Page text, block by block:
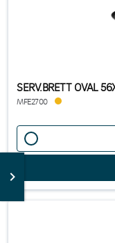
SERV.BRETT OVAL
MFE2700